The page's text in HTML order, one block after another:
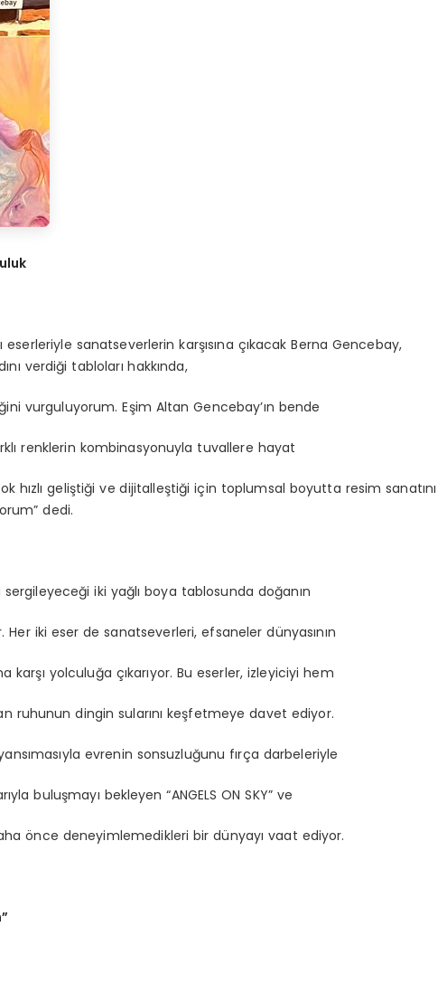
sanatseverlerin karşısına çıkacak Berna Gencebay,
verdiği tabloları hakkında,
vurguluyorum. Eşim Altan Gencebay’ın bende
renklerin kombinasyonuyla tuvallere hayat
hızlı geliştiği ve dijitalleştiği için toplumsal boyutta resim sanatını
dedi.
sergileyeceği iki yağlı boya tablosunda doğanın
iki eser de sanatseverleri, efsaneler dünyasının
karşı yolculuğa çıkarıyor. Bu eserler, izleyiciyi hem
ruhunun dingin sularını keşfetmeye davet ediyor.
evrenin sonsuzluğunu fırça darbeleriyle
buluşmayı bekleyen “ANGELS ON SKY” ve
önce deneyimlemedikleri bir dünyayı vaat ediyor.